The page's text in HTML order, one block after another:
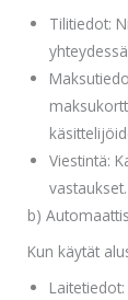
Tilitiedot:
Viestintä:
vastaukset.
b)
Kun käytät